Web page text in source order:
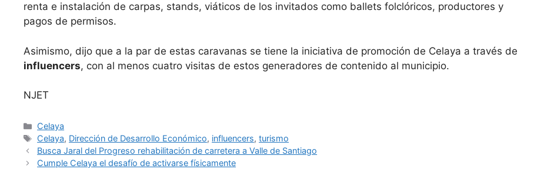
renta e instalación de carpas, stands, viáticos de los invitados como ballets folclóricos, productores y
pagos de permisos.
Asimismo, dijo que a la par de estas caravanas se tiene la iniciativa de promoción de Celaya a través de
influencers, con al menos cuatro visitas de estos generadores de contenido al municipio.
NJET
Categorías
Celaya
Etiquetas
Celaya, Dirección de Desarrollo Económico, influencers,turismo
Busca Jaral del Progreso rehabilitación de carretera a Valle de Santiago
Cumple Celaya el desafío de activarse físicamente